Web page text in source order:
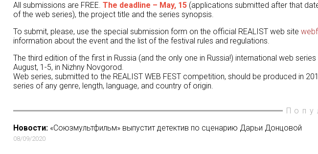
All submissions are FREE. The deadline – May, 15(applications submitted after that
of the web series), the project title and the series synopsis.
To submit, please, use the special submission form on the official REALIST web site
information about the event and the list of the festival rules and regulations.
The third edition of the first in Russia (and the only one in Russia!) international web
August, 1-5, in Nizhny Novgorod.
Web series, submitted to the REALIST WEB FEST competition, should be produced in
series of any genre, length, language, and country of origin.
Новости:«Союзмультфильм» выпустит детектив по сценарию Дарьи Донцовой
08/09/2020